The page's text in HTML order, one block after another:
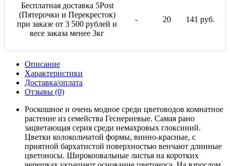
Бесплатная доставка 5Post
(Пятерочки и Перекресток)
при заказе от 3 500 рублей и
весе заказа менее 3кг
- 20 141 руб.
Описание
Характеристики
Доставка/оплата
Отзывы (0)
Роскошное и очень модное среди цветоводов комнатное
растение из семейства Геснериевые. Самая рано
зацветающая серия среди немахровых глоксиний.
Цветки колокольчатой формы, винно-красные, с
приятной бархатистой поверхностью венчают длинные
цветоносы. Широкоовальные листья на коротких